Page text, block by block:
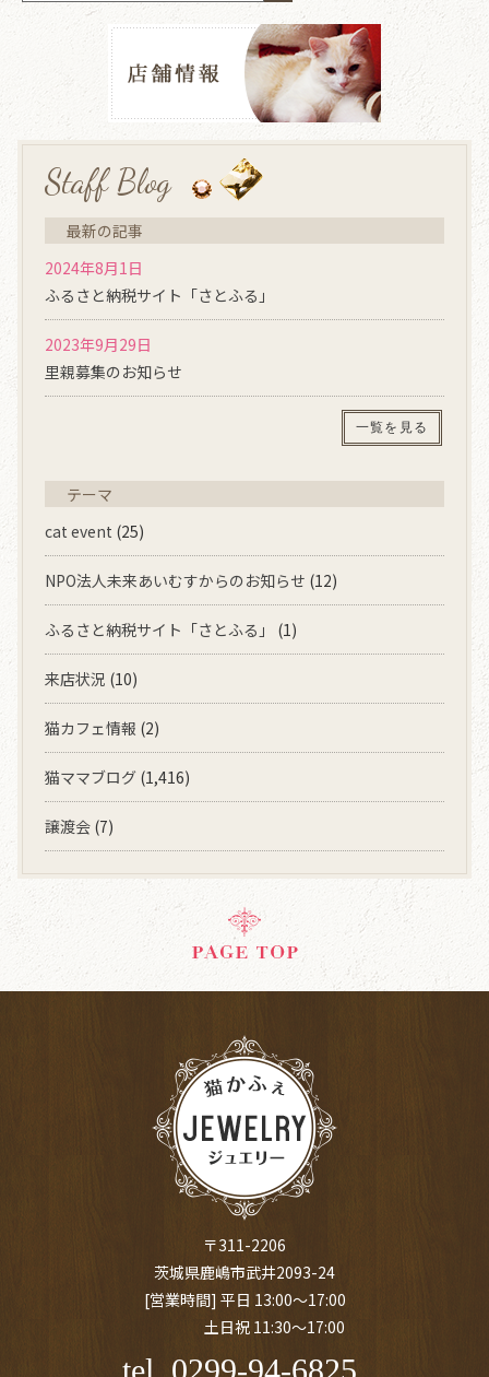
Staff Blog
最新の記事
2024年8月1日
ふるさと納税サイト「さとふる」
2023年9月29日
里親募集のお知らせ
一覧を見る
テーマ
cat event (25)
NPO法人未来あいむすからのお知らせ (12)
ふるさと納税サイト「さとふる」 (1)
来店状況 (10)
猫カフェ情報 (2)
猫ママブログ (1,416)
譲渡会 (7)
〒311-2206
茨城県鹿嶋市武井2093-24
[営業時間] 平日 13:00～17:00
土日祝 11:30～17:00